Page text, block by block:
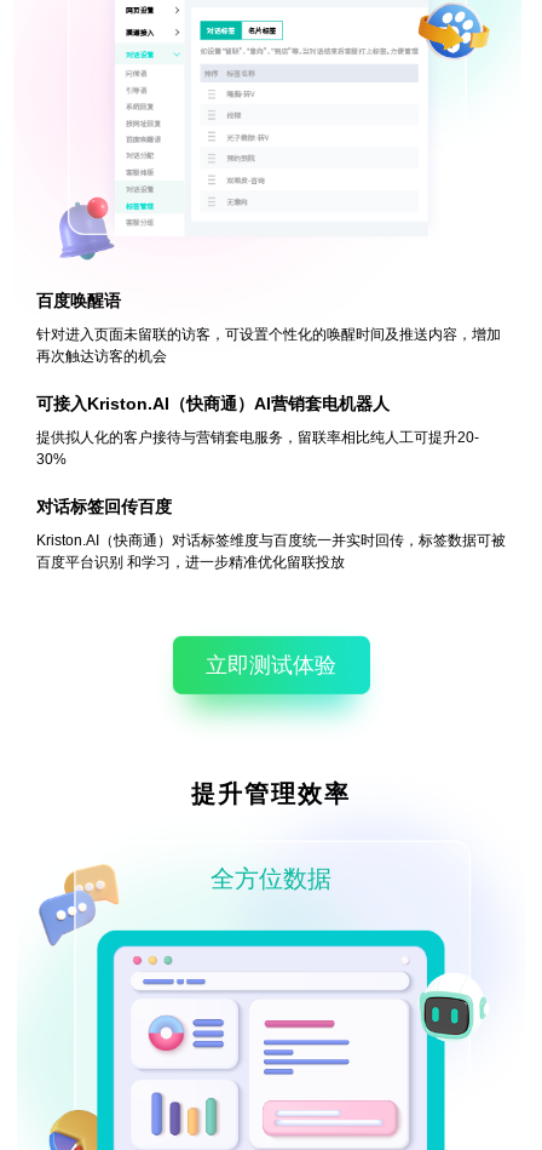
百度唤醒语
针对进入页面未留联的访客，可设置个性化的唤醒时间及推送内容，增加
再次触达访客的机会
可接入Kriston.AI（快商通）AI营销套电机器人
提供拟人化的客户接待与营销套电服务，留联率相比纯人工可提升20-
30%
对话标签回传百度
Kriston.AI（快商通）对话标签维度与百度统一并实时回传，标签数据可被
百度平台识别 和学习，进一步精准优化留联投放
立即测试体验
提升管理效率
全方位数据